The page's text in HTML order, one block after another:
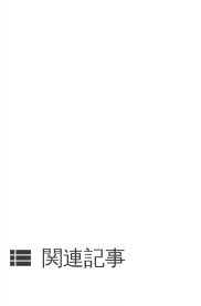
 関連記事